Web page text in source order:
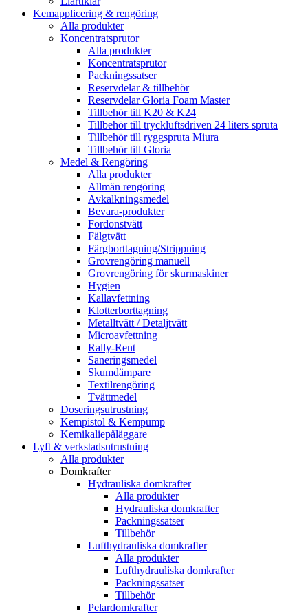
Kemapplicering & rengöring
Alla produkter
Koncentratsprutor
Alla produkter
Koncentratsprutor
Packningssatser
Reservdelar & tillbehör
Reservdelar Gloria Foam Master
Tillbehör till K20 & K24
Tillbehör till tryckluftsdriven 24 liters spruta
Tillbehör till ryggspruta Miura
Tillbehör till Gloria
Medel & Rengöring
Alla produkter
Allmän rengöring
Avkalkningsmedel
Bevara-produkter
Fordonstvätt
Fälgtvätt
Färgborttagning/Strippning
Grovrengöring manuell
Grovrengöring för skurmaskiner
Hygien
Kallavfettning
Klotterborttagning
Metalltvätt / Detaljtvätt
Microavfettning
Rally-Rent
Saneringsmedel
Skumdämpare
Textilrengöring
Tvättmedel
Doseringsutrustning
Kempistol & Kempump
Kemikaliepåläggare
Lyft & verkstadsutrustning
Alla produkter
Domkrafter
Hydrauliska domkrafter
Alla produkter
Hydrauliska domkrafter
Packningssatser
Tillbehör
Lufthydrauliska domkrafter
Alla produkter
Lufthydrauliska domkrafter
Packningssatser
Tillbehör
Pelardomkrafter